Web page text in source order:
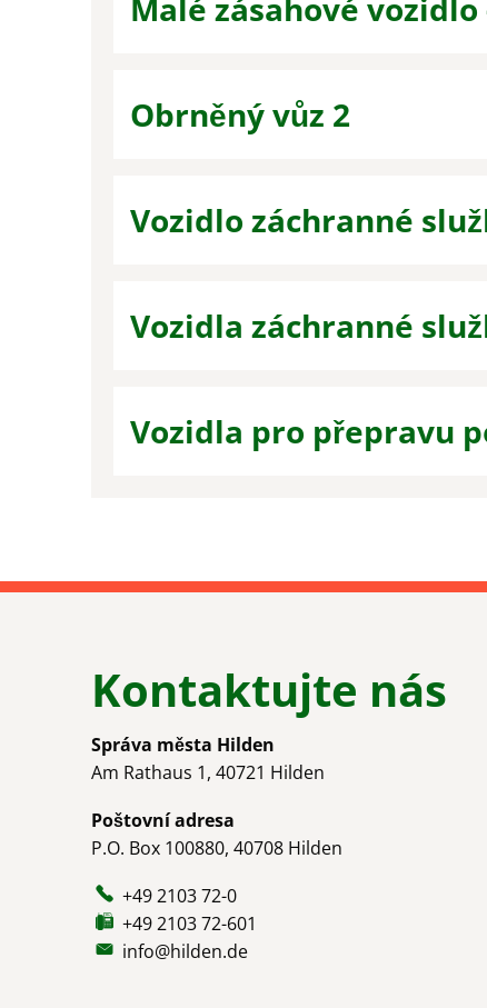
Malé zásahové vozidlo
Obrněný vůz 2
Vozidlo záchranné
Vozidla záchranné
Vozidla pro přepravu
Kontaktujte nás
Správa města Hilden
Am Rathaus 1, 40721 Hilden
Poštovní adresa
P.O. Box 100880, 40708 Hilden
+49 2103 72-0
+49 2103 72-601
info@hilden.de